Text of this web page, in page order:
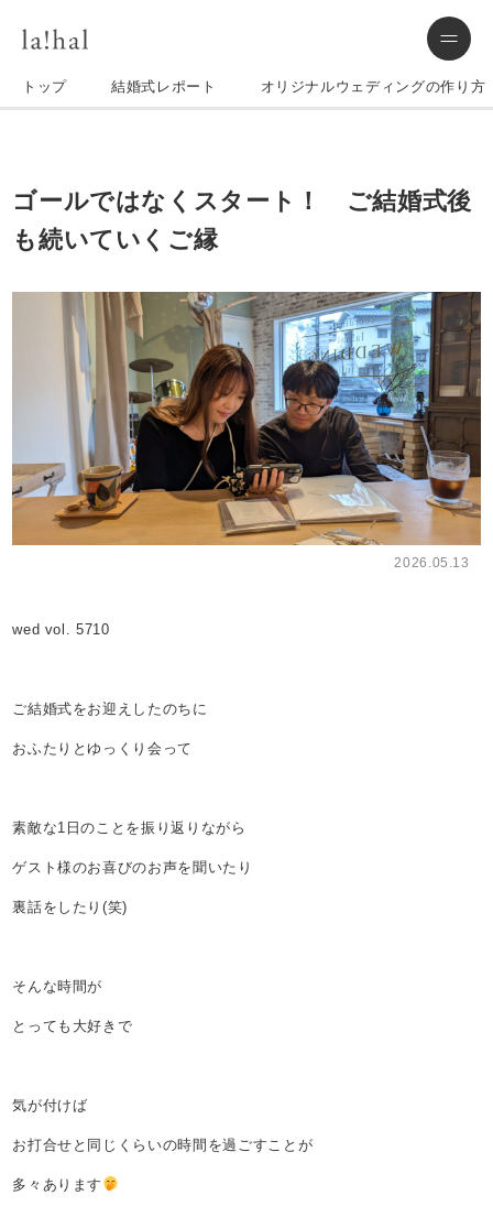
トップ 結婚式レポート オリジナルウェディングの作り方
ゴールではなくスタート！ ご結婚式後
も続いていくご縁
2026.05.13
wed vol. 5710
ご結婚式をお迎えしたのちに
おふたりとゆっくり会って
素敵な1日のことを振り返りながら
ゲスト様のお喜びのお声を聞いたり
裏話をしたり(笑)
そんな時間が
とっても大好きで
気が付けば
お打合せと同じくらいの時間を過ごすことが
多々あります